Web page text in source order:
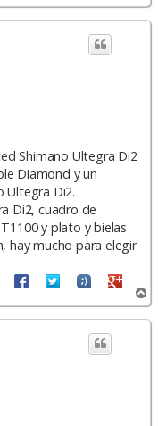
r
r
Shimano Ultegra Di2
Diamond y un
Ultegra Di2.
Di2, cuadro de
y plato y bielas
hay mucho para elegir
r
r